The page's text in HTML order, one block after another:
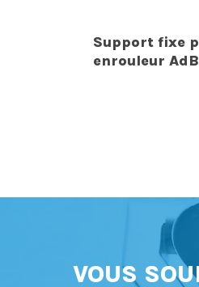
Support fixe
enrouleur
VOUS